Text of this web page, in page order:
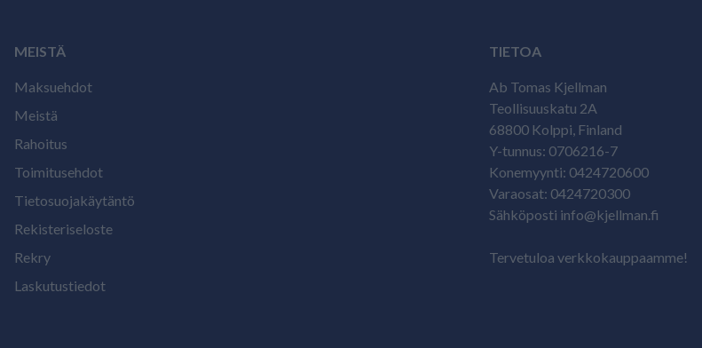
MEISTÄ
Maksuehdot
Meistä
Rahoitus
Toimitusehdot
Tietosuojakäytäntö
Rekisteriseloste
Rekry
Laskutustiedot
TIETOA
Ab Tomas Kjellman
Teollisuuskatu 2A
68800 Kolppi, Finland
Y-tunnus: 0706216-7
Konemyynti: 0424720600
Varaosat: 0424720300
Sähköposti info@kjellman.fi
Tervetuloa verkkokauppaamme!